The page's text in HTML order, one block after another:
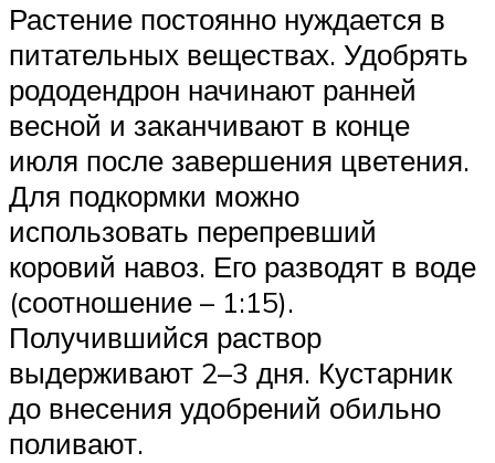
Растение постоянно нуждается в
питательных веществах. Удобрять
рододендрон начинают ранней
весной и заканчивают в конце
июля после завершения цветения.
Для подкормки можно
использовать перепревший
коровий навоз. Его разводят в воде
(соотношение – 1:15).
Получившийся раствор
выдерживают 2–3 дня. Кустарник
до внесения удобрений обильно
поливают.